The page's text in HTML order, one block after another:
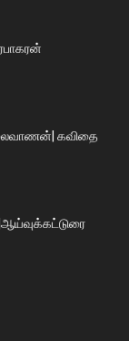
கவிதை